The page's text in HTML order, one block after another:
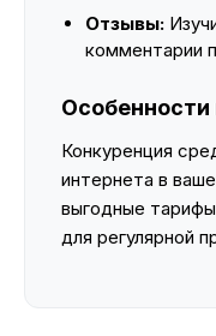
Отзывы:
комментарии
Особенности
Конкуренция
интернета в
выгодные
для регулярной